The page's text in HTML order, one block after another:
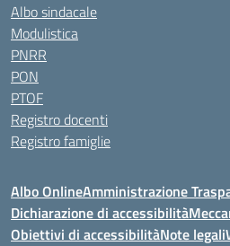
Albo sindacale
Modulistica
PNRR
PON
PTOF
Registro docenti
Registro famiglie
Albo OnlineAmministrazione
Dichiarazione di accessibilità
Obiettivi di accessibilitàNote legali